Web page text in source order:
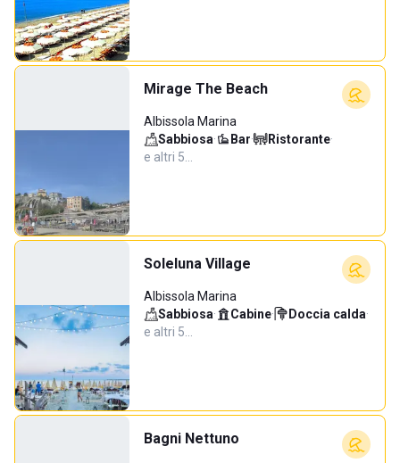
Mirage The Beach
Albissola Marina
Sabbiosa· Bar· Ristorante·
e altri 5…
Soleluna Village
Albissola Marina
Sabbiosa· Cabine· Doccia calda·
e altri 5…
Bagni Nettuno